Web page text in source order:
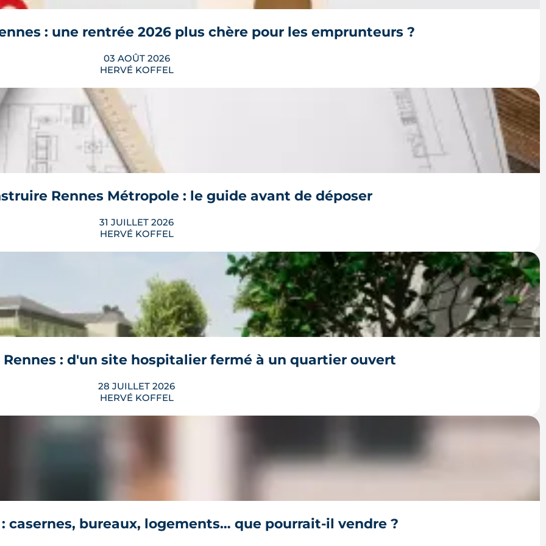
neufs
: une rentrée 2026 plus chère pour les emprunteurs ?
03 AOÛT 2026
HERVÉ KOFFEL
dessus de leur niveau du printemps. À Rennes, la hausse des prix et la remontée de la dette
2026.
Rennes Métropole : le guide avant de déposer
31 JUILLET 2026
HERVÉ KOFFEL
ne s'improvise pas : entre seuils de surface, PLUi des 43 communes et secteurs
premier coup de crayon. Ce guide passe en revue les cas où le permis s'impose, le dépôt en
LIRE L'ARTICLE
Rennes : d'un site hospitalier fermé à un quartier ouvert
28 JUILLET 2026
HERVÉ KOFFEL
casernes, bureaux, logements… que pourrait-il vendre ?